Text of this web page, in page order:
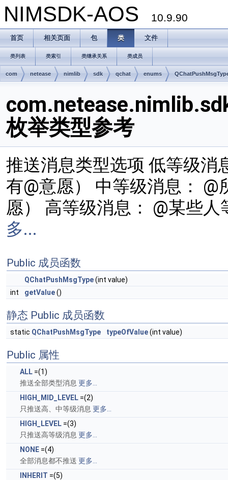
NIMSDK-AOS 10.9.90
首页 相关页面 包 类 文件
类列表 类索引 类继承关系 类成员
com netease nimlib sdk qchat enums
枚举类型参考
推送消息类型选项 低等级消
有@意愿） 中等级消息：
愿） 高等级消息： @某些
多...
Public 成员函数
QChatPushMsgType(int value)
int
getValue()
静态 Public 成员函数
static QChatPushMsgType typeOfValue(int value)
Public 属性
ALL =(1)
推送全部类型消息 更多...
HIGH_MID_LEVEL =(2)
只推送高、中等级消息 更多...
HIGH_LEVEL =(3)
只推送高等级消息 更多...
NONE =(4)
全部消息都不推送 更多...
INHERIT =(5)